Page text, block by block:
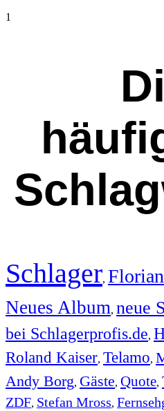
Schlager,
Neues Album, neue
bei Schlagerprofis.de,
Roland Kaiser, Telamo,
Andy Borg, Gäste, Quote,
ZDF, Stefan Mross,